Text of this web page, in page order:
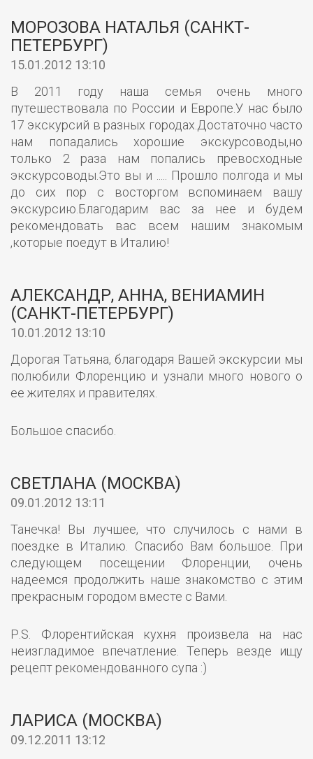
МОРОЗОВА НАТАЛЬЯ (САНКТ-
ПЕТЕРБУРГ)
15.01.2012 13:10
В 2011 году наша семья очень много
путешествовала по России и Европе.У нас было
17 экскурсий в разных городах.Достаточно часто
нам попадались хорошие экскурсоводы,но
только 2 раза нам попались превосходные
экскурсоводы.Это вы и ..... Прошло полгода и мы
до сих пор с восторгом вспоминаем вашу
экскурсию.Благодарим вас за нее и будем
рекомендовать вас всем нашим знакомым
,которые поедут в Италию!
АЛЕКСАНДР, АННА, ВЕНИАМИН
(САНКТ-ПЕТЕРБУРГ)
10.01.2012 13:10
Дорогая Татьяна, благодаря Вашей экскурсии мы
полюбили Флоренцию и узнали много нового о
ее жителях и правителях.
Большое спасибо.
СВЕТЛАНА (МОСКВА)
09.01.2012 13:11
Танечка! Вы лучшее, что случилось с нами в
поездке в Италию. Спасибо Вам большое. При
следующем посещении Флоренции, очень
надеемся продолжить наше знакомство с этим
прекрасным городом вместе с Вами.
Р.S. Флорентийская кухня произвела на нас
неизгладимое впечатление. Теперь везде ищу
рецепт рекомендованного супа :)
ЛАРИСА (МОСКВА)
09.12.2011 13:12